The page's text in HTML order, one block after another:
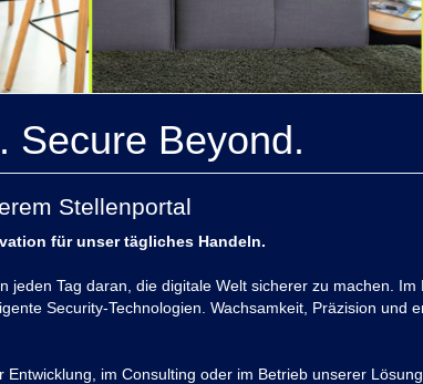
Secure Beyond.
Stellenportal
für unser tägliches Handeln.
jeden Tag daran, die digitale Welt sicherer zu machen.
Security-Technologien. Wachsamkeit, Präzision
Entwicklung, im Consulting oder im Betrieb unserer